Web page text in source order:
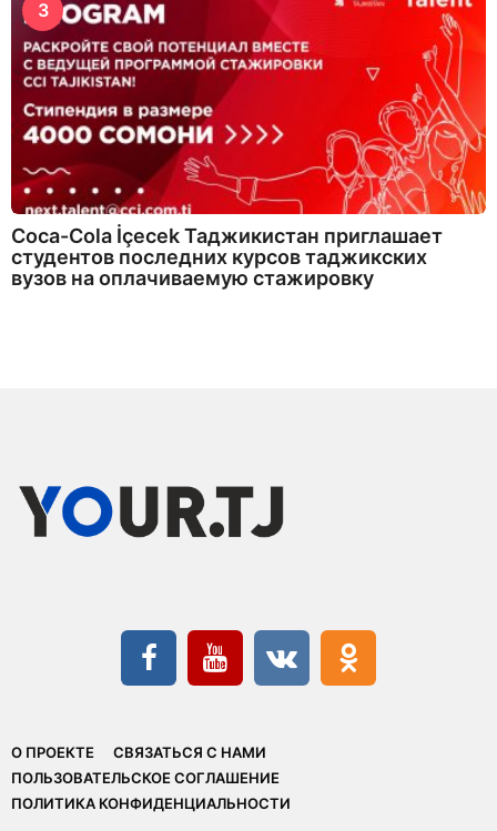
3
Coca-Cola İçecek Таджикистан приглашает
студентов последних курсов таджикских
вузов на оплачиваемую стажировку
О ПРОЕКТЕ
СВЯЗАТЬСЯ С НАМИ
ПОЛЬЗОВАТЕЛЬСКОЕ СОГЛАШЕНИЕ
ПОЛИТИКА КОНФИДЕНЦИАЛЬНОСТИ